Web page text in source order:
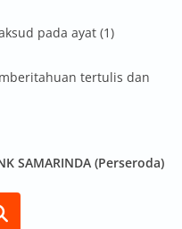
pada ayat (1)
tertulis dan
SAMARINDA (Perseroda)